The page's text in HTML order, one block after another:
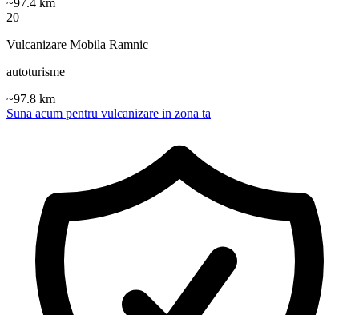
20
Vulcanizare Mobila Ramnic
autoturisme
~97.8 km
Suna acum pentru vulcanizare in zona ta